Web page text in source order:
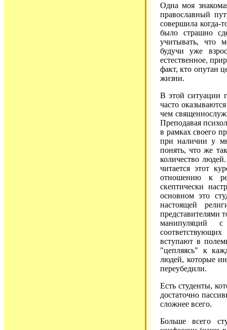
Одна моя
православный
совершила когда-
было страшно
учитывать, что
будучи уже
естественное,
факт, кто опутан
жизни.
В этой ситуации
часто
чем
Преподавая
в рамках своего
при наличии у
понять, что же
количество
читается этот
отношению к
скептически
основном это
настоящей
представителями
манипуляций
вступают в
"цепляясь" к
людей, которые
переубедили.
Есть студенты,
достаточно
сложнее всего.
Больше всего